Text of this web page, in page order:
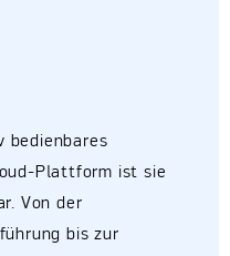
bedienbares
Plattform ist sie
Von der
bis zur